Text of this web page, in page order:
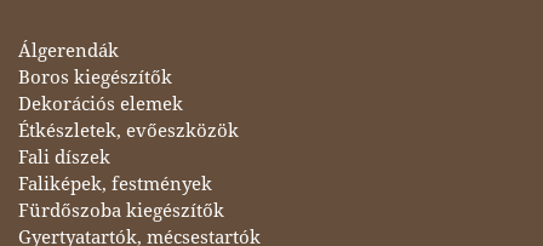
Álgerendák
Boros kiegészítők
Dekorációs elemek
Étkészletek, evőeszközök
Fali díszek
Faliképek, festmények
Fürdőszoba kiegészítők
Gyertyatartók, mécsestartók